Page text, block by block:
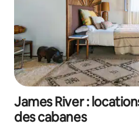
James River :
des cabanes